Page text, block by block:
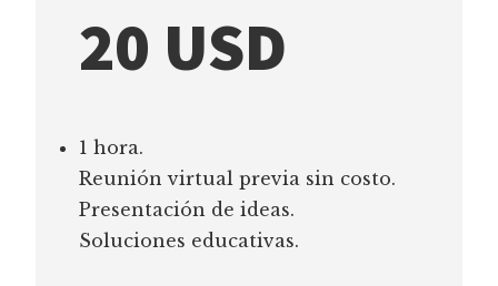
20 USD
1 hora.
Reunión virtual previa sin costo.
Presentación de ideas.
Soluciones educativas.